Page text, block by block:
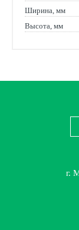
Ширина, мм
Высота, мм
г.